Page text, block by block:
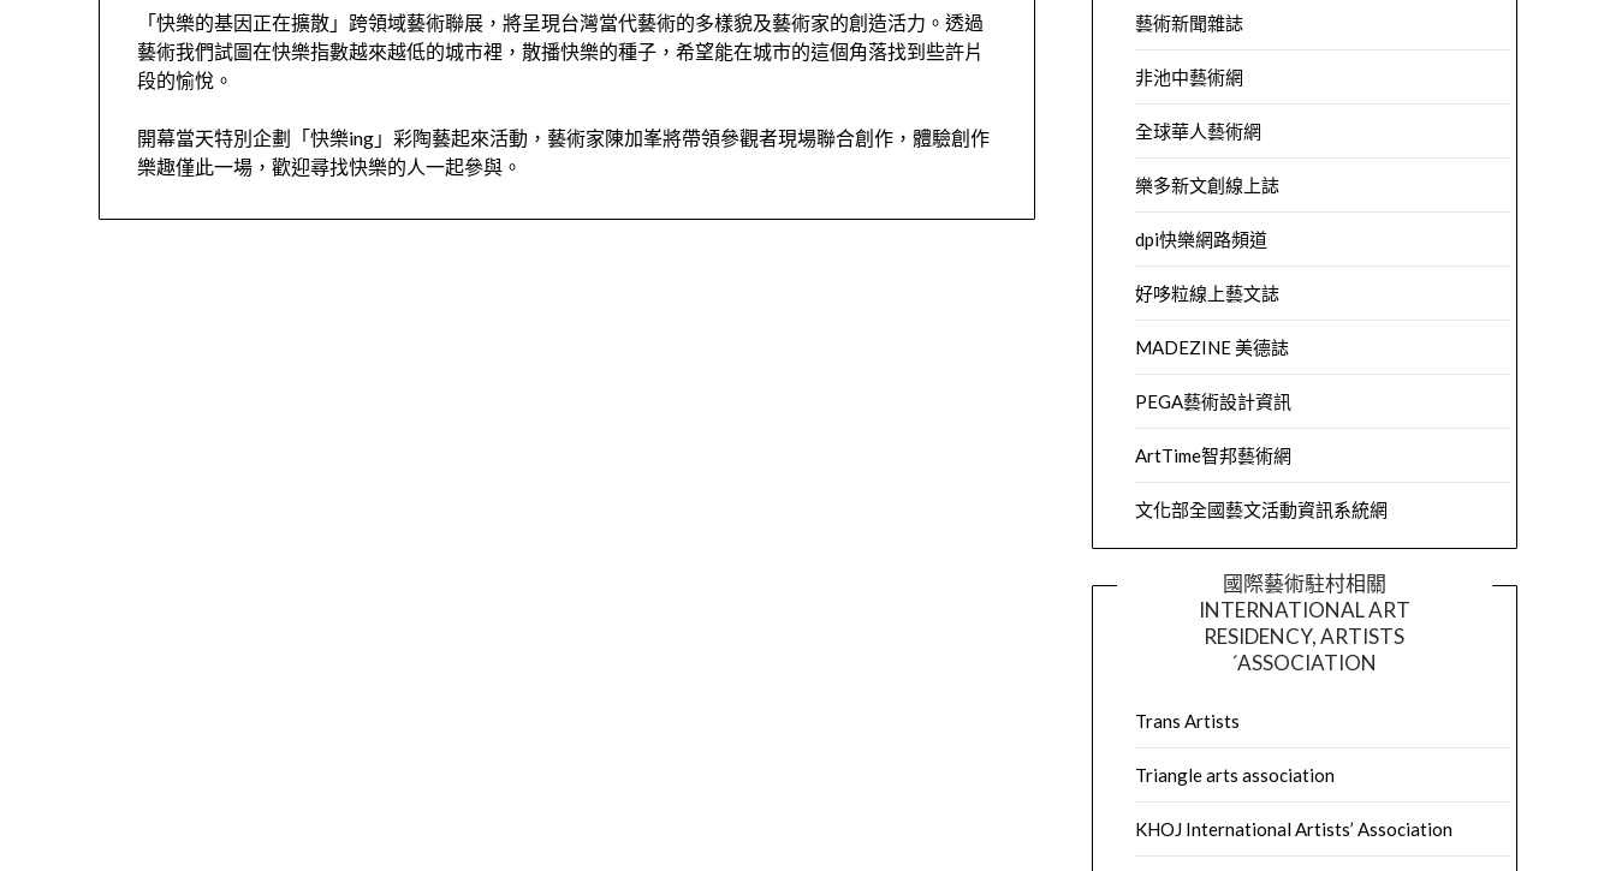
「快樂的基因正在擴散」跨領域藝術聯展，將呈現台灣當代藝術的多樣貌及藝術家的創造活力。透過
藝術我們試圖在快樂指數越來越低的城市裡，散播快樂的種子，希望能在城市的這個角落找到些許片
段的愉悅。
開幕當天特別企劃「快樂ing」彩陶藝起來活動，藝術家陳加峯將帶領參觀者現場聯合創作，體驗創作
樂趣僅此一場，歡迎尋找快樂的人一起參與。
藝術新聞雜誌
非池中藝術網
全球華人藝術網
樂多新文創線上誌
dpi快樂網路頻道
好哆粒線上藝文誌
MADEZINE 美德誌
PEGA藝術設計資訊
ArtTime智邦藝術網
文化部全國藝文活動資訊系統網
國際藝術駐村相關
INTERNATIONAL ART
RESIDENCY, ARTISTS
´ASSOCIATION
Trans Artists
Triangle arts association
KHOJ International Artists’ Association